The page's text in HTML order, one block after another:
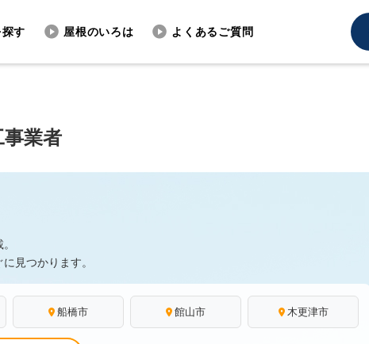
す 屋根のいろは よくあるご質問
業者
見つかります。
船橋市 館山市 木更津市